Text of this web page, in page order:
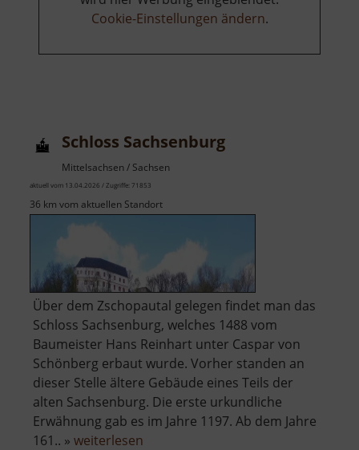
Cookie-Einstellungen ändern.
Schloss Sachsenburg
Mittelsachsen / Sachsen
aktuell vom 13.04.2026 / Zugriffe: 71853
36 km vom aktuellen Standort
Über dem Zschopautal gelegen findet man das
Schloss Sachsenburg, welches 1488 vom
Baumeister Hans Reinhart unter Caspar von
Schönberg erbaut wurde. Vorher standen an
dieser Stelle ältere Gebäude eines Teils der
alten Sachsenburg. Die erste urkundliche
Erwähnung gab es im Jahre 1197. Ab dem Jahre
161.. » weiterlesen